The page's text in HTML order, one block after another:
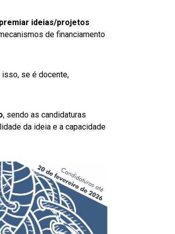
ideias/projetos
de financiamento
isso, se é docente,
, sendo as candidaturas
da ideia e a capacidade